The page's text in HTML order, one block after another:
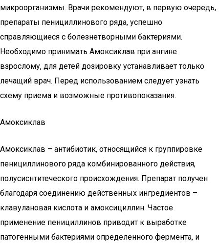
микроорганизмы. Врачи рекомендуют, в первую очередь,
препараты пенициллинового ряда, успешно
справляющиеся с болезнетворными бактериями.
Необходимо принимать Амоксиклав при ангине
взрослому, для детей дозировку устанавливает только
лечащий врач. Перед использованием следует узнать
схему приема и возможные противопоказания.
Амоксиклав
Амоксиклав – антибиотик, относящийся к группировке
пенициллинового ряда комбинированного действия,
полусиснтитеческого происхождения. Препарат получен
благодаря соединению действенных ингредиентов –
клавулановая кислота и амоксициллин. Частое
применение пенициллинов приводит к выработке
патогенными бактериями определенного фермента, и